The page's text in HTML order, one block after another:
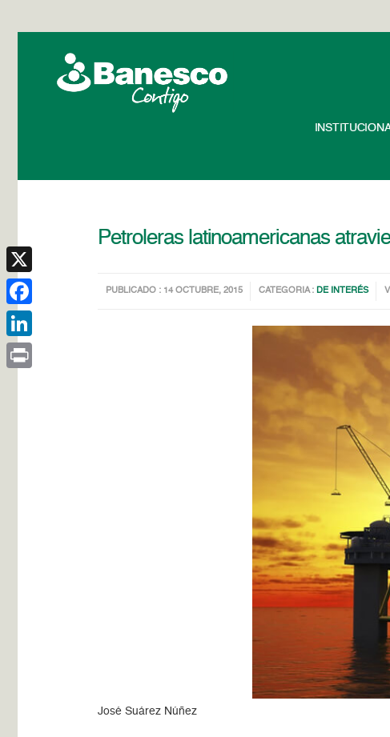
Petroleras latinoamericanas
PUBLICADO : 14 OCTUBRE, 2015 CATEGORIA : DE INTERÉS
José Suárez Núñez
X
Facebook
LinkedIn